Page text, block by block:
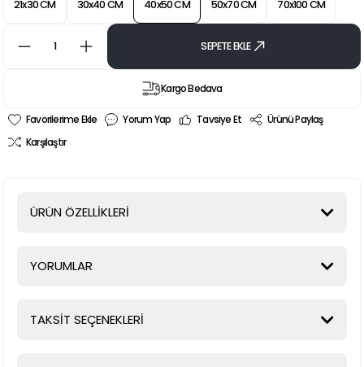
21x30 CM 30x40 CM 40x50 CM 50x70 CM 70x100 CM
SEPETE EKLE
Kargo Bedava
Yorum Yap Tavsiye Et
Ürünü Paylaş
Karşılaştır
ÜRÜN ÖZELLİKLERİ
YORUMLAR
TAKSİT SEÇENEKLERİ